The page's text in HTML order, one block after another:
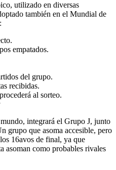
utilizado en diversas
también en el Mundial de
empatados.
del grupo.
recibidas.
al sorteo.
integrará el Grupo J, junto
grupo que asoma accesible, pero
16avos de final, ya que
asoman como probables rivales